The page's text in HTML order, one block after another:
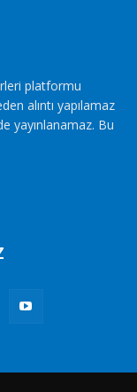
platformu
alıntı yapılamaz
yayınlanamaz. Bu